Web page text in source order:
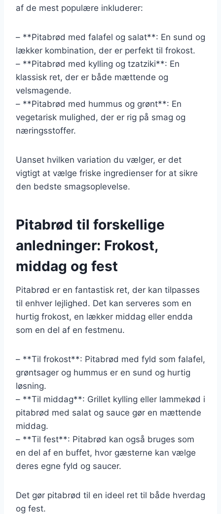
af de mest populære inkluderer:
– **Pitabrød med falafel og salat**: En sund og
lækker kombination, der er perfekt til frokost.
– **Pitabrød med kylling og tzatziki**: En
klassisk ret, der er både mættende og
velsmagende.
– **Pitabrød med hummus og grønt**: En
vegetarisk mulighed, der er rig på smag og
næringsstoffer.
Uanset hvilken variation du vælger, er det
vigtigt at vælge friske ingredienser for at sikre
den bedste smagsoplevelse.
Pitabrød til forskellige
anledninger: Frokost,
middag og fest
Pitabrød er en fantastisk ret, der kan tilpasses
til enhver lejlighed. Det kan serveres som en
hurtig frokost, en lækker middag eller endda
som en del af en festmenu.
– **Til frokost**: Pitabrød med fyld som falafel,
grøntsager og hummus er en sund og hurtig
løsning.
– **Til middag**: Grillet kylling eller lammekød i
pitabrød med salat og sauce gør en mættende
middag.
– **Til fest**: Pitabrød kan også bruges som
en del af en buffet, hvor gæsterne kan vælge
deres egne fyld og saucer.
Det gør pitabrød til en ideel ret til både hverdag
og fest.